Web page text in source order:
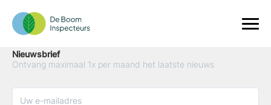
Nieuwsbrief
Ontvang maximaal 1x per maand het laatste nieuws